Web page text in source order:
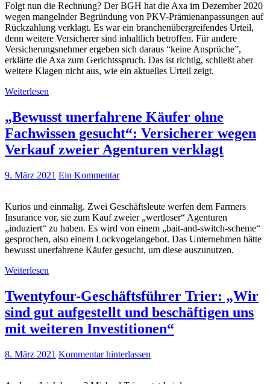
Folgt nun die Rechnung? Der BGH hat die Axa im Dezember 2020
wegen mangelnder Begründung von PKV-Prämienanpassungen auf
Rückzahlung verklagt. Es war ein branchenübergreifendes Urteil,
denn weitere Versicherer sind inhaltlich betroffen. Für andere
Versicherungsnehmer ergeben sich daraus “keine Ansprüche”,
erklärte die Axa zum Gerichtsspruch. Das ist richtig, schließt aber
weitere Klagen nicht aus, wie ein aktuelles Urteil zeigt.
Weiterlesen
„Bewusst unerfahrene Käufer ohne
Fachwissen gesucht“: Versicherer wegen
Verkauf zweier Agenturen verklagt
9. März 2021 Ein Kommentar
Kurios und einmalig. Zwei Geschäftsleute werfen dem Farmers
Insurance vor, sie zum Kauf zweier „wertloser“ Agenturen
„induziert“ zu haben. Es wird von einem „bait-and-switch-scheme“
gesprochen, also einem Lockvogelangebot. Das Unternehmen hätte
bewusst unerfahrene Käufer gesucht, um diese auszunutzen.
Weiterlesen
Twentyfour-Geschäftsführer Trier: „Wir
sind gut aufgestellt und beschäftigen uns
mit weiteren Investitionen“
8. März 2021 Kommentar hinterlassen